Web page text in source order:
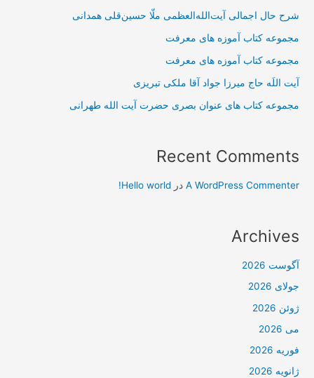
شرح حال اجمالی آیت‌الله‌العظمی ملّا حسین‌قلی همدانی
مجموعه کتاب آموزه های معرفت
مجموعه کتاب آموزه های معرفت
آیت اللَه حاج میرزا جواد آقا ملکی تبریزی
مجموعه کتاب های عنوان بصری حضرت آیت الله طهرانی
Recent Comments
A WordPress Commenter درHello world!
Archives
آگوست 2026
جولای 2026
ژوئن 2026
می 2026
فوریه 2026
ژانویه 2026